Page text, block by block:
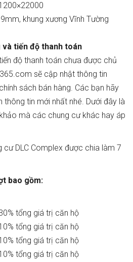
khung xương Vĩnh Tường
và tiến độ thanh toán
độ thanh toán chưa được chủ
sẽ cập nhật thông tin
sách bán hàng. Các bạn hãy
thông tin mới nhất nhé. Dưới đây là
mà các chung cư khác hay áp
cư DLC Complex được chia làm 7
bao gồm:
tổng giá trị căn hộ
tổng giá trị căn hộ
tổng giá trị căn hộ
tổng giá trị căn hộ